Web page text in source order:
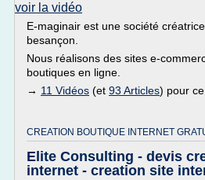
voir la vidéo
E-maginair est une société
besançon.
Nous réalisons des sites e-
boutiques en ligne.
→ 11 Vidéos (et 93 Articles) pour
CREATION BOUTIQUE INTERNET
Elite Consulting - devis
internet - creation site